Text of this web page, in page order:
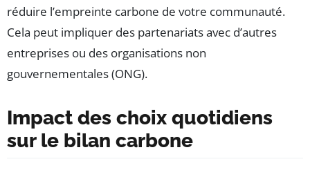
réduire l’empreinte carbone de votre communauté.
Cela peut impliquer des partenariats avec d’autres
entreprises ou des organisations non
gouvernementales (ONG).
Impact des choix quotidiens
sur le bilan carbone